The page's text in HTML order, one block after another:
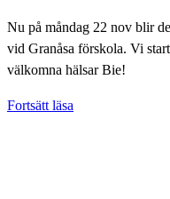
Nu på måndag 22 nov blir
vid Granåsa förskola. Vi
välkomna hälsar Bie!
Fortsätt läsa